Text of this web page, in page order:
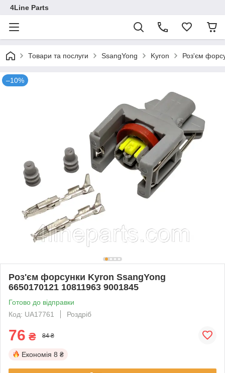
4Line Parts
Товари та послуги SsangYong Kyron Роз'єм
–10%
Роз'єм форсунки Kyron SsangYong
6650170121 10811963 9001845
Готово до відправки
Код: UA17761
Роздріб
76 ₴ 84 ₴
Економія 8 ₴